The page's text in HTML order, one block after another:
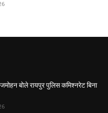
बोले रायपुर पुलिस कमिश्नरेट बिना